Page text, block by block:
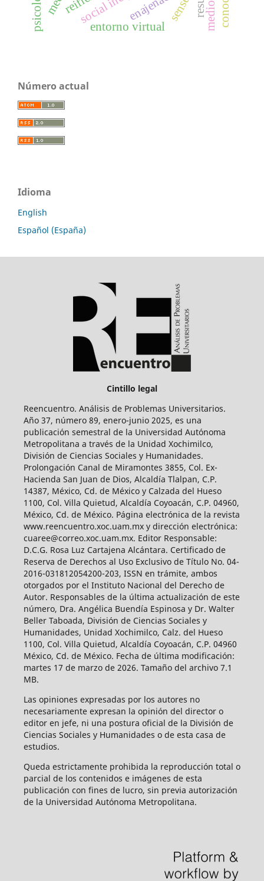
entorno virtual
sense
Número actual
Idioma
English
Español (España)
Cintillo legal
Reencuentro. Análisis de Problemas Universitarios.
Año 37, número 89, enero-junio 2025, es una
publicación semestral de la Universidad Autónoma
Metropolitana a través de la Unidad Xochimilco,
División de Ciencias Sociales y Humanidades.
Prolongación Canal de Miramontes 3855, Col. Ex-
Hacienda San Juan de Dios, Alcaldía Tlalpan, C.P.
14387, México, Cd. de México y Calzada del Hueso
1100, Col. Villa Quietud, Alcaldía Coyoacán, C.P. 04960,
México, Cd. de México. Página electrónica de la revista
www.reencuentro.xoc.uam.mx y dirección electrónica:
cuaree@correo.xoc.uam.mx. Editor Responsable:
D.C.G. Rosa Luz Cartajena Alcántara. Certificado de
Reserva de Derechos al Uso Exclusivo de Título No. 04-
2016-031812054200-203, ISSN en trámite, ambos
otorgados por el Instituto Nacional del Derecho de
Autor. Responsables de la última actualización de este
número, Dra. Angélica Buendía Espinosa y Dr. Walter
Beller Taboada, División de Ciencias Sociales y
Humanidades, Unidad Xochimilco, Calz. del Hueso
1100, Col. Villa Quietud, Alcaldía Coyoacán, C.P. 04960
México, Cd. de México. Fecha de última modificación:
martes 17 de marzo de 2026. Tamaño del archivo 7.1
MB.
Las opiniones expresadas por los autores no
necesariamente expresan la opinión del director o
editor en jefe, ni una postura oficial de la División de
Ciencias Sociales y Humanidades o de esta casa de
estudios.
Queda estrictamente prohibida la reproducción total o
parcial de los contenidos e imágenes de esta
publicación con fines de lucro, sin previa autorización
de la Universidad Autónoma Metropolitana.